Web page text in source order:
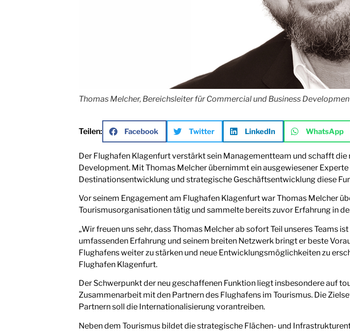
Thomas Melcher, Bereichsleiter für Commercial und Business
Teilen: Facebook Twitter LinkedIn WhatsApp
Der Flughafen Klagenfurt verstärkt sein Managementteam und schafft
Development. Mit Thomas Melcher übernimmt ein ausgewiesener
Destinationsentwicklung und strategische Geschäftsentwicklung diese
Vor seinem Engagement am Flughafen Klagenfurt war Thomas Melcher
Tourismusorganisationen tätig und sammelte bereits zuvor Erfahrung in
„Wir freuen uns sehr, dass Thomas Melcher ab sofort Teil unseres Teams
umfassenden Erfahrung und seinem breiten Netzwerk bringt er beste
Flughafens weiter zu stärken und neue Entwicklungsmöglichkeiten zu
Flughafen Klagenfurt.
Der Schwerpunkt der neu geschaffenen Funktion liegt insbesondere auf
Zusammenarbeit mit den Partnern des Flughafens im Tourismus. Die
Partnern soll die Internationalisierung vorantreiben.
Neben dem Tourismus bildet die strategische Flächen- und